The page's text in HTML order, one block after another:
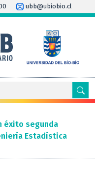
ubb@ubiobio.cl
éxito segunda
Estadística